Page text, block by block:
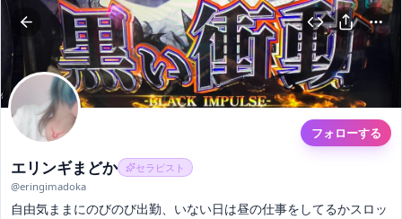
フォローする
エリンギまどか
セラピスト
@eringimadoka
自由気ままにのびのび出勤、いない日は昼の仕事をしてるかスロッ